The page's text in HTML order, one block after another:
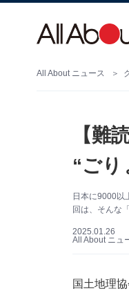
All About ニュース
【難
“ごり
日本に9000以
回は、そんな
2025.01.26
All About ニュ
国土地理